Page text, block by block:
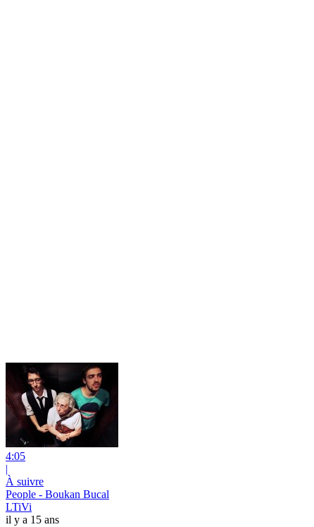
4:05
|
À suivre
People - Boukan Bucal
LTiVi
il y a 15 ans